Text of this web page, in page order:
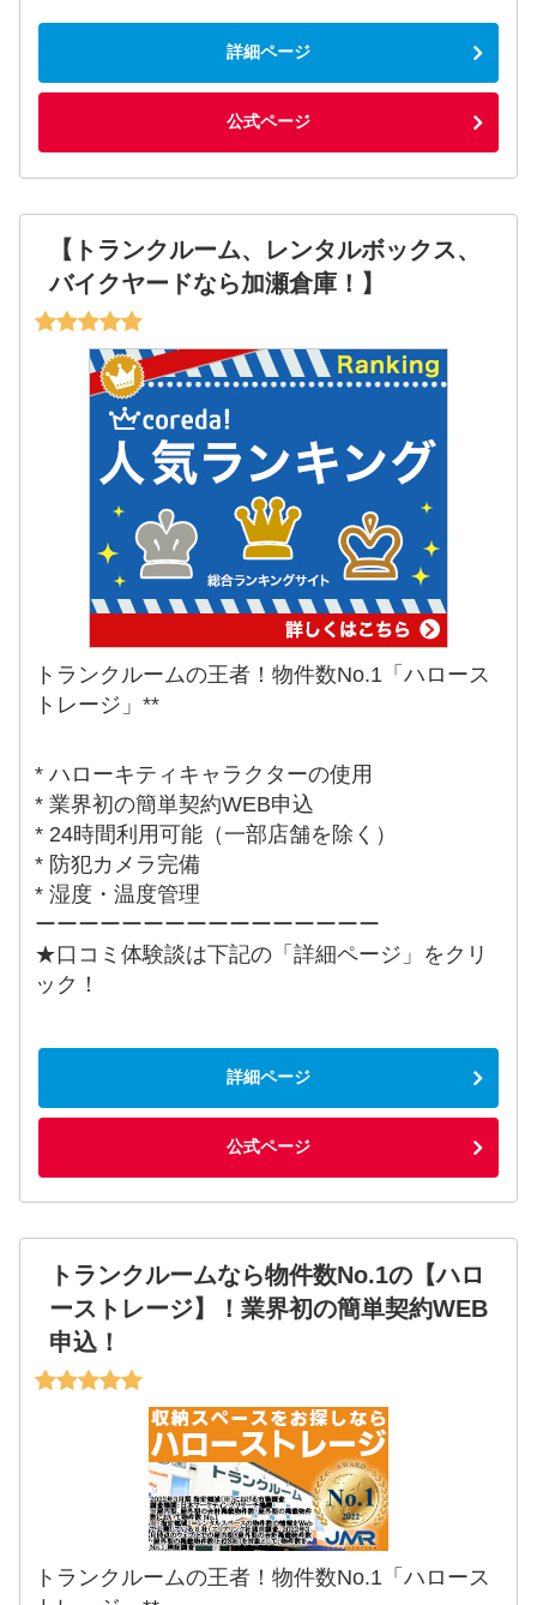
詳細ページ
公式ページ
【トランクルーム、レンタルボックス、
バイクヤードなら加瀬倉庫！】
トランクルームの王者！物件数No.1「ハロース
トレージ」**
* ハローキティキャラクターの使用
* 業界初の簡単契約WEB申込
* 24時間利用可能（一部店舗を除く）
* 防犯カメラ完備
* 湿度・温度管理
ーーーーーーーーーーーーーーーー
★口コミ体験談は下記の「詳細ページ」をクリ
ック！
詳細ページ
公式ページ
トランクルームなら物件数No.1の【ハロ
ーストレージ】！業界初の簡単契約WEB
申込！
トランクルームの王者！物件数No.1「ハロース